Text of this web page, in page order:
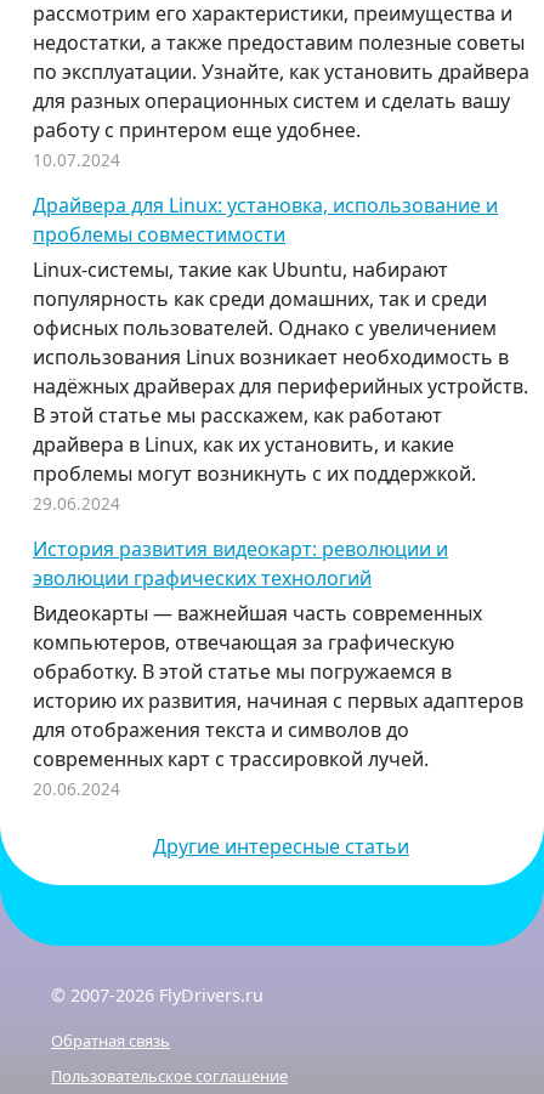
рассмотрим его характеристики, преимущества и
недостатки, а также предоставим полезные советы
по эксплуатации. Узнайте, как установить драйвера
для разных операционных систем и сделать вашу
работу с принтером еще удобнее.
10.07.2024
Драйвера для Linux: установка, использование и
проблемы совместимости
Linux-системы, такие как Ubuntu, набирают
популярность как среди домашних, так и среди
офисных пользователей. Однако с увеличением
использования Linux возникает необходимость в
надёжных драйверах для периферийных устройств.
В этой статье мы расскажем, как работают
драйвера в Linux, как их установить, и какие
проблемы могут возникнуть с их поддержкой.
29.06.2024
История развития видеокарт: революции и
эволюции графических технологий
Видеокарты — важнейшая часть современных
компьютеров, отвечающая за графическую
обработку. В этой статье мы погружаемся в
историю их развития, начиная с первых адаптеров
для отображения текста и символов до
современных карт с трассировкой лучей.
20.06.2024
Другие интересные статьи
© 2007-2026 FlyDrivers.ru
Обратная связь
Пользовательское соглашение